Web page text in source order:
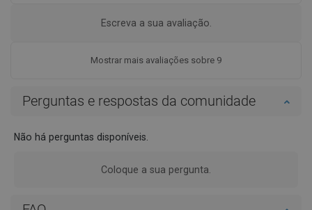
Mostrar mais avaliações sobre 9
Escreva a sua avaliação.
Perguntas e respostas da comunidade
Não há perguntas disponíveis.
Coloque a sua pergunta.